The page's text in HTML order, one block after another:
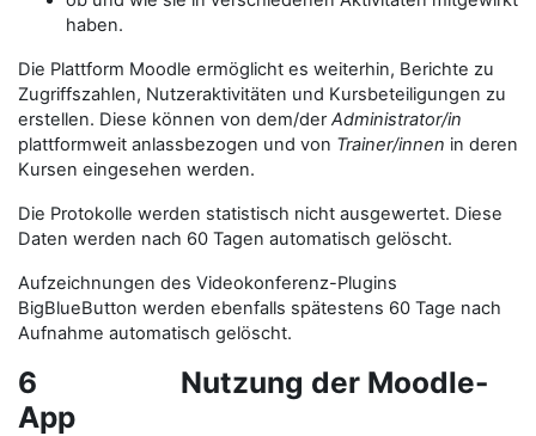
haben.
Die Plattform Moodle ermöglicht es weiterhin, Berichte zu
Zugriffszahlen, Nutzeraktivitäten und Kursbeteiligungen zu
erstellen. Diese können von dem/derAdministrator/in
plattformweit anlassbezogen und von Trainer/innen in deren
Kursen eingesehen werden.
Die Protokolle werden statistisch nicht ausgewertet. Diese
Daten werden nach 60 Tagen automatisch gelöscht.
Aufzeichnungen des Videokonferenz-Plugins
BigBlueButton werden ebenfalls spätestens 60 Tage nach
Aufnahme automatisch gelöscht.
6 Nutzung der Moodle-
App